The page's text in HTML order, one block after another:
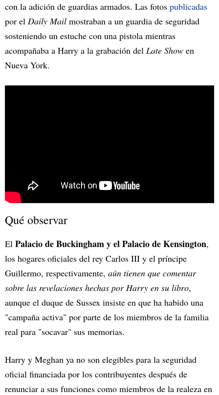
con la adición de guardias armados. Las fotos publicadas
por el Daily Mail mostraban a un guardia de seguridad
sosteniendo un estuche con una pistola mientras
acompañaba a Harry a la grabación del Late Show en
Nueva York.
Qué observar
El Palacio de Buckingham y el Palacio de Kensington,
los hogares oficiales del rey Carlos III y el príncipe
Guillermo, respectivamente, aún tienen que comentar
sobre las revelaciones hechas por Harry en su libro,
aunque el duque de Sussex insiste en que ha habido una
"campaña activa" por parte de los miembros de la familia
real para "socavar" sus memorias.
Harry y Meghan ya no son elegibles para la seguridad
oficial financiada por los contribuyentes después de
renunciar a sus funciones como miembros de la realeza en